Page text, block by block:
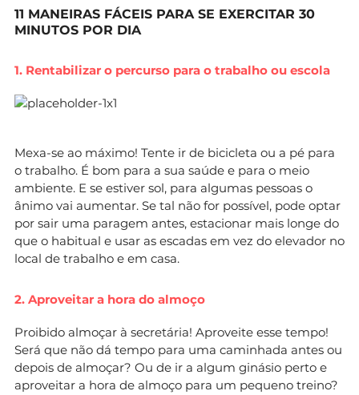
11 MANEIRAS FÁCEIS PARA SE EXERCITAR 30
MINUTOS POR DIA
1. Rentabilizar o percurso para o trabalho ou escola
Mexa-se ao máximo! Tente ir de bicicleta ou a pé para
o trabalho. É bom para a sua saúde e para o meio
ambiente. E se estiver sol, para algumas pessoas o
ânimo vai aumentar. Se tal não for possível, pode optar
por sair uma paragem antes, estacionar mais longe do
que o habitual e usar as escadas em vez do elevador no
local de trabalho e em casa.
2. Aproveitar a hora do almoço
Proibido almoçar à secretária! Aproveite esse tempo!
Será que não dá tempo para uma caminhada antes ou
depois de almoçar? Ou de ir a algum ginásio perto e
aproveitar a hora de almoço para um pequeno treino?